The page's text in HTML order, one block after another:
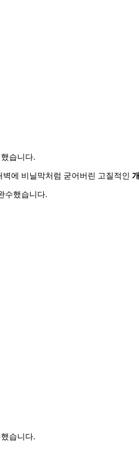
습니다.
에 비닐막처럼 굳어버린 고질적인
수했습니다.
습니다.